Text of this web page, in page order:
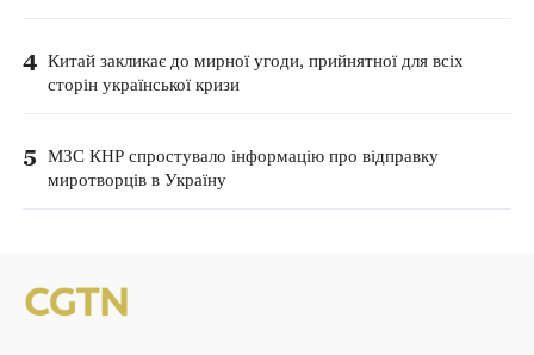
4 Китай закликає до мирної угоди, прийнятної для всіх
сторін української кризи
5 МЗС КНР спростувало інформацію про відправку
миротворців в Україну